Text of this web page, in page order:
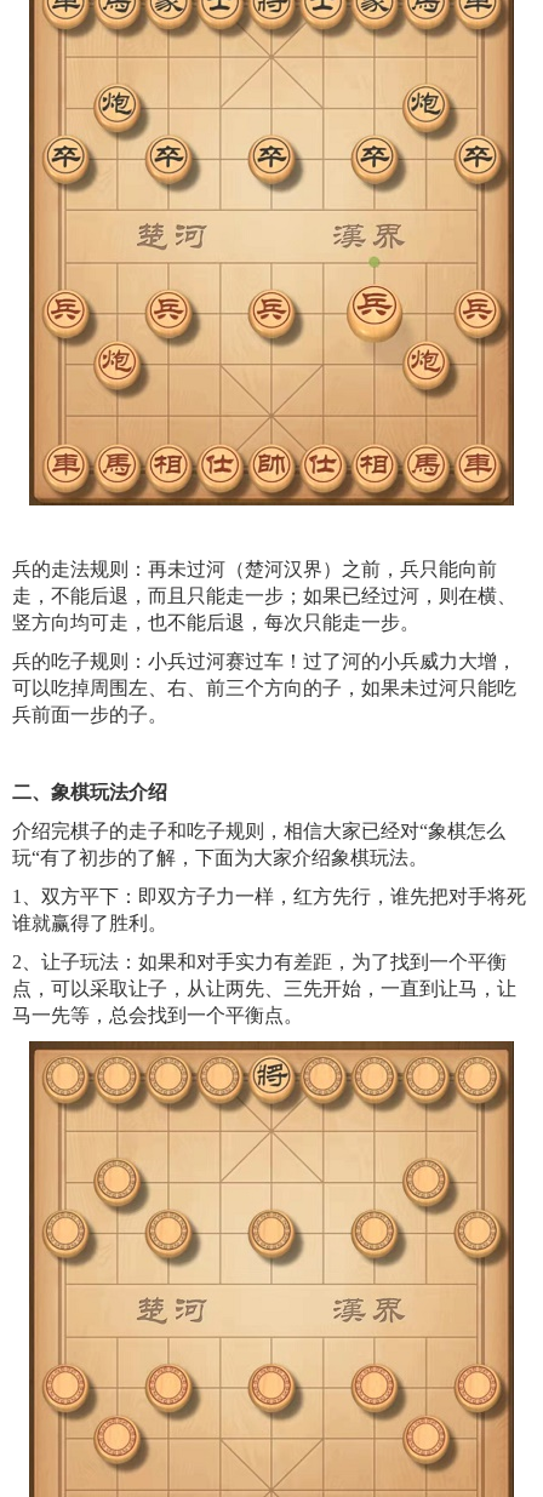
兵的走法规则：再未过河（楚河汉界）之前，兵只能向前
走，不能后退，而且只能走一步；如果已经过河，则在横、
竖方向均可走，也不能后退，每次只能走一步。
兵的吃子规则：小兵过河赛过车！过了河的小兵威力大增，
可以吃掉周围左、右、前三个方向的子，如果未过河只能吃
兵前面一步的子。
二、象棋玩法介绍
介绍完棋子的走子和吃子规则，相信大家已经对“象棋怎么
玩“有了初步的了解，下面为大家介绍象棋玩法。
1、双方平下：即双方子力一样，红方先行，谁先把对手将死
谁就赢得了胜利。
2、让子玩法：如果和对手实力有差距，为了找到一个平衡
点，可以采取让子，从让两先、三先开始，一直到让马，让
马一先等，总会找到一个平衡点。